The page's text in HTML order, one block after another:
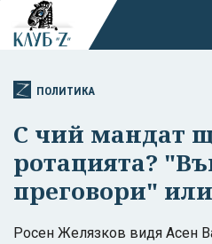
ПОЛИТИКА
С чий мандат
ротацията?
преговори"
Росен Желязков видя Асен